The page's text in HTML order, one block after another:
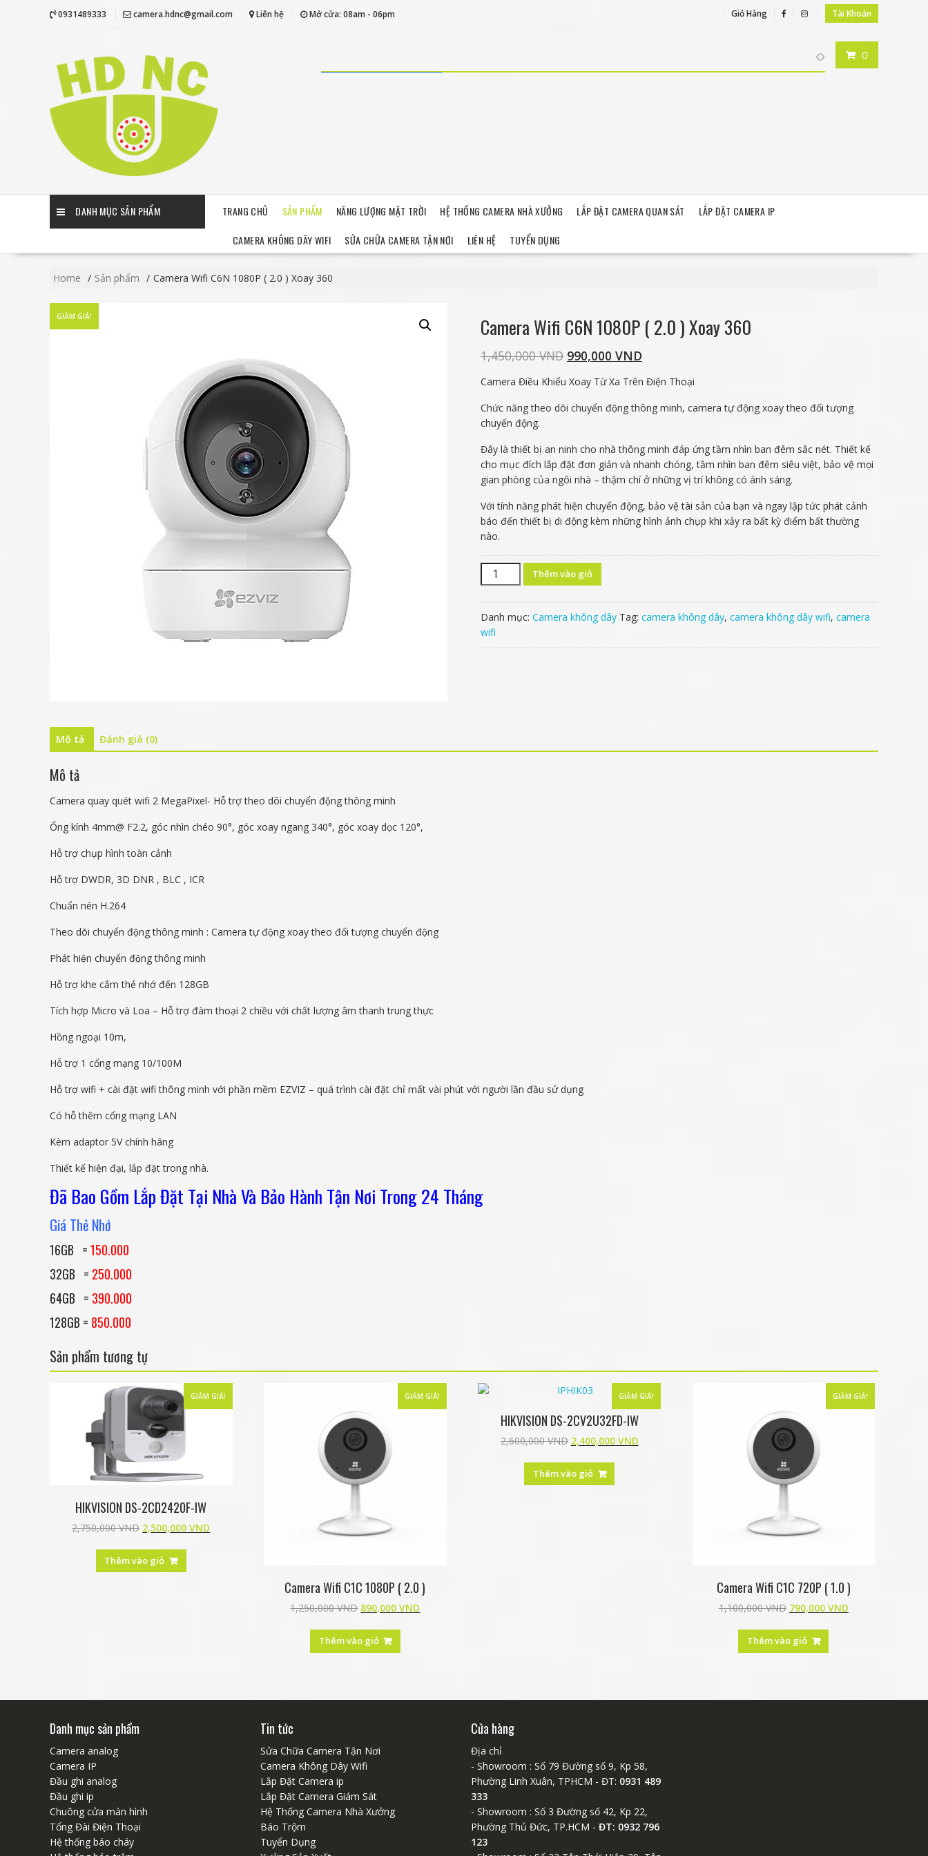
0931489333 camera.hdnc@gmail.com Liên hệ Mở cửa: 08am - 06pm Giỏ Hàng Tài Khoản
0
DANH MỤC SẢN PHẨM TRANG CHỦ SẢN PHẨM NĂNG LƯỢNG MẶT TRỜI HỆ THỐNG CAMERA NHÀ XƯỞNG LẮP ĐẶT CAMERA QUAN SÁT
LẮP ĐẶT CAMERA IP
CAMERA KHÔNG DÂY WIFI
SỬA CHỮA CAMERA TẬN NƠI LIÊN HỆ TUYỂN DỤNG
Home Sản phẩm Camera Wifi C6N 1080P ( 2.0 ) Xoay 360
GIẢM GIÁ! Camera Wifi C6N 1080P ( 2.0 ) Xoay 360
1,450,000VND 990,000 VND
Camera Điều Khiểu Xoay Từ Xa Trên Điện Thoại
Chức năng theo dõi chuyển động thông minh, camera tự động xoay theo đối tượng
chuyển động.
Đây là thiết bị an ninh cho nhà thông minh đáp ứng tầm nhìn ban đêm sắc nét. Thiết kế
cho mục đích lắp đặt đơn giản và nhanh chóng, tầm nhìn ban đêm siêu việt, bảo vệ mọi
gian phòng của ngôi nhà – thậm chí ở những vị trí không có ánh sáng.
Với tính năng phát hiện chuyển động, bảo vệ tài sản của bạn và ngay lập tức phát cảnh
báo đến thiết bị di động kèm những hình ảnh chụp khi xảy ra bất kỳ điểm bất thường
nào.
lượng
Thêm vào giỏ
Danh mục: Camera không dây Tag: camera không dây, camera không dây wifi, camera
wifi
Mô tả Đánh giá (0)
Mô tả
Camera quay quét wifi 2 MegaPixel- Hỗ trợ theo dõi chuyển động thông minh
Ống kính 4mm@ F2.2, góc nhìn chéo 90°, góc xoay ngang 340°, góc xoay dọc 120°,
Hỗ trợ chụp hình toàn cảnh
Hỗ trợ DWDR, 3D DNR , BLC , ICR
Chuẩn nén H.264
Theo dõi chuyển động thông minh : Camera tự động xoay theo đối tượng chuyển động
Phát hiện chuyển động thông minh
Hỗ trợ khe cắm thẻ nhớ đến 128GB
Tích hợp Micro và Loa – Hỗ trợ đàm thoại 2 chiều với chất lượng âm thanh trung thực
Hồng ngoại 10m,
Hỗ trợ 1 cổng mạng 10/100M
Hỗ trợ wifi + cài đặt wifi thông minh với phần mềm EZVIZ – quá trình cài đặt chỉ mất vài phút với người lần đầu sử dụng
Có hỗ thêm cổng mạng LAN
Kèm adaptor 5V chính hãng
Thiết kế hiện đại, lắp đặt trong nhà.
Đã Bao Gồm Lắp Đặt Tại Nhà Và Bảo Hành Tận Nơi Trong 24 Tháng
Giá Thẻ Nhớ
16GB =150.000
32GB = 250.000
64GB = 390.000
128GB = 850.000
Sản phẩm tương tự
GIẢM GIÁ!
HIKVISION DS-2CD2420F-IW
2,750,000VND 2,500,000 VND
Thêm vào giỏ
GIẢM GIÁ!
Camera Wifi C1C 1080P ( 2.0 )
1,250,000VND 890,000 VND
Thêm vào giỏ
GIẢM GIÁ!
HIKVISION DS-2CV2U32FD-IW
2,600,000VND 2,400,000VND
Thêm vào giỏ
GIẢM GIÁ!
Camera Wifi C1C 720P ( 1.0 )
1,100,000VND 790,000VND
Thêm vào giỏ
Danh mục sản phẩm
Camera analog
Camera IP
Đầu ghi analog
Đầu ghi ip
Chuông cửa màn hình
Tổng Đài Điện Thoại
Hệ thống báo cháy
Tin tức
Sửa Chữa Camera Tận Nơi
Camera Không Dây Wifi
Lắp Đặt Camera ip
Lắp Đặt Camera Giám Sát
Hệ Thống Camera Nhà Xưởng
Báo Trộm
Tuyển Dụng
Cửa hàng
Địa chỉ
- Showroom : Số 79 Đường số 9, Kp 58,
Phường Linh Xuân, TPHCM - ĐT: 0931 489
333
- Showroom : Số 3 Đường số 42, Kp 22,
Phường Thủ Đức, TP.HCM - ĐT: 0932 796
123